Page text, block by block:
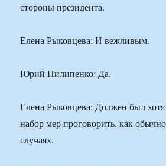
стороны президента.
Елена Рыковцева: И вежливым.
Юрий Пилипенко: Да.
Елена Рыковцева: Должен был
набор мер проговорить, как
случаях.